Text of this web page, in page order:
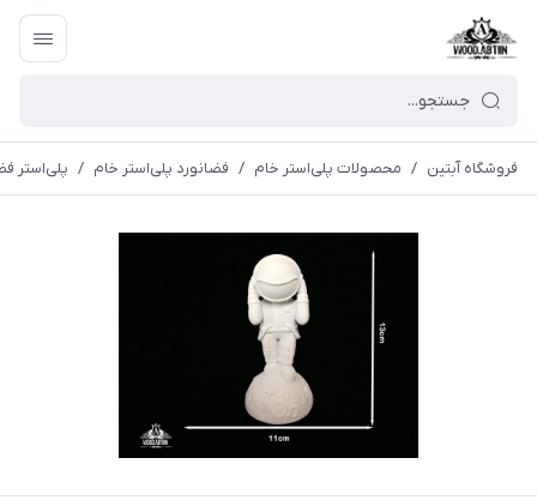
فروشگاه آبتین / محصولات پلی‌استر خام / فضانورد پلی‌استر خام / پلی‌استر